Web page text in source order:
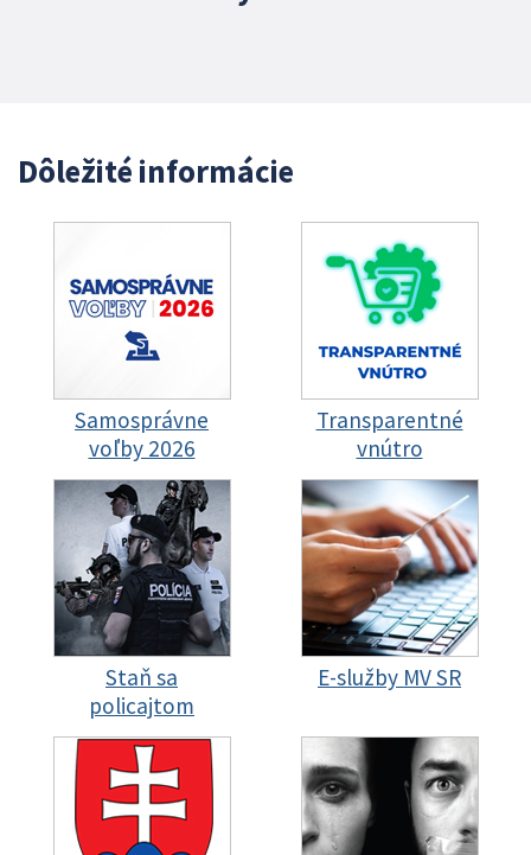
Dôležité informácie
Samosprávne
voľby 2026
Transparentné
vnútro
Staň sa
policajtom
E-služby MV SR